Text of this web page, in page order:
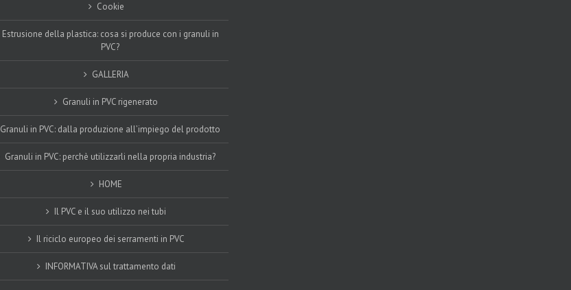
Cookie
Estrusione della plastica: cosa si produce con i granuli in
PVC?
GALLERIA
Granuli in PVC rigenerato
Granuli in PVC: dalla produzione all’impiego del prodotto
Granuli in PVC: perchè utilizzarli nella propria industria?
HOME
Il PVC e il suo utilizzo nei tubi
Il riciclo europeo dei serramenti in PVC
INFORMATIVA sul trattamento dati